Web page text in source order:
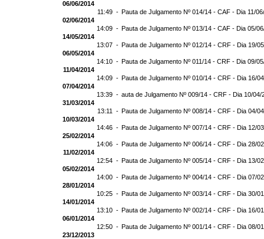
06/06/2014
11:49 - Pauta de Julgamento Nº 014/14 - CAF - Dia 11/
02/06/2014
14:09 - Pauta de Julgamento Nº 013/14 - CAF - Dia 05/
14/05/2014
13:07 - Pauta de Julgamento Nº 012/14 - CRF - Dia 19/
06/05/2014
14:10 - Pauta de Julgamento Nº 011/14 - CRF - Dia 09/
11/04/2014
14:09 - Pauta de Julgamento Nº 010/14 - CRF - Dia 16/
07/04/2014
13:39 - auta de Julgamento Nº 009/14 - CRF - Dia 10/04/
31/03/2014
13:11 - Pauta de Julgamento Nº 008/14 - CRF - Dia 04/
10/03/2014
14:46 - Pauta de Julgamento Nº 007/14 - CRF - Dia 12/
25/02/2014
14:06 - Pauta de Julgamento Nº 006/14 - CRF - Dia 28/
11/02/2014
12:54 - Pauta de Julgamento Nº 005/14 - CRF - Dia 13/
05/02/2014
14:00 - Pauta de Julgamento Nº 004/14 - CRF - Dia 07/
28/01/2014
10:25 - Pauta de Julgamento Nº 003/14 - CRF - Dia 30/
14/01/2014
13:10 - Pauta de Julgamento Nº 002/14 - CRF - Dia 16/
06/01/2014
12:50 - Pauta de Julgamento Nº 001/14 - CRF - Dia 08/
23/12/2013